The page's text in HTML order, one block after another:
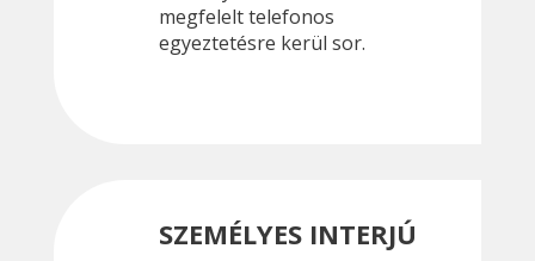
megfelelt telefonos
egyeztetésre kerül sor.
SZEMÉLYES INTERJÚ